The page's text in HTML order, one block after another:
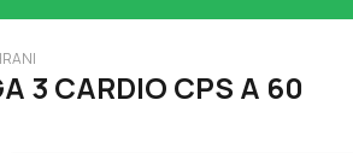
3 CARDIO CPS A 60